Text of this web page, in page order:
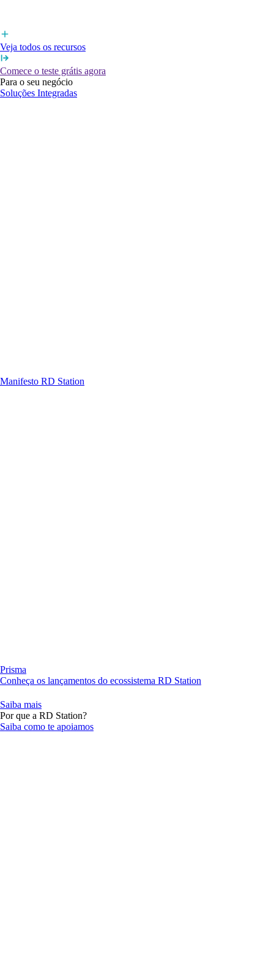
Veja todos os recursos
Comece o teste grátis agora
Para o seu negócio
Soluções Integradas
Manifesto RD Station
Prisma
Conheça os lançamentos do ecossistema RD Station
Saiba mais
Por que a RD Station?
Saiba como te apoiamos